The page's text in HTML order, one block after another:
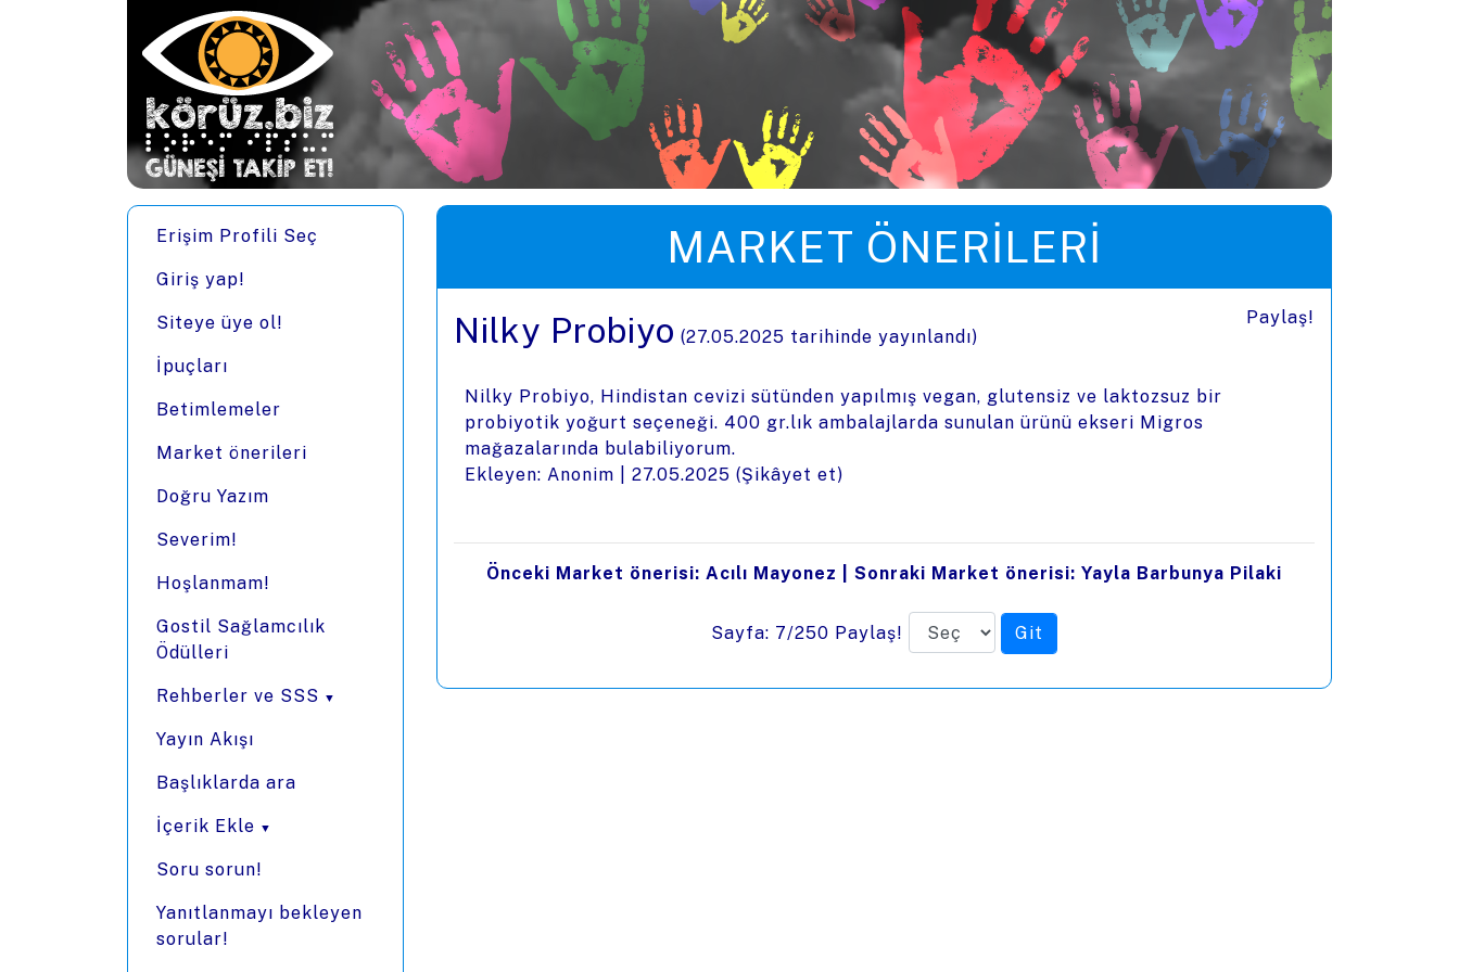
Ana içeriğe zıpla
Erişim Profili Seç
Giriş yap!
Siteye üye ol!
İpuçları
Betimlemeler
Market önerileri
Doğru Yazım
Severim!
Hoşlanmam!
Gostil Sağlamcılık
Ödülleri
Rehberler ve SSS
Yayın Akışı
Başlıklarda ara
İçerik Ekle
Soru sorun!
Yanıtlanmayı bekleyen
sorular!
MARKET ÖNERILERI
Nilky Probiyo (27.05.2025 tarihinde yayınlandı)
Paylaş!
Nilky Probiyo, Hindistan cevizi sütünden yapılmış vegan, glutensiz ve laktozsuz bir
probiyotik yoğurt seçeneği. 400 gr.lık ambalajlarda sunulan ürünü ekseri Migros
mağazalarında bulabiliyorum.
Ekleyen: Anonim | 27.05.2025 (Şikâyet et)
Önceki Market önerisi: Acılı Mayonez Sonraki Market önerisi: Yayla Barbunya Pilaki
Sayfa: 7/250 Paylaş!